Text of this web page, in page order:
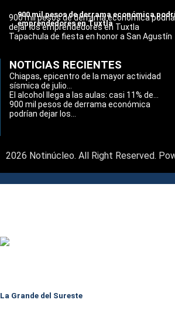
900 mil pesos de derrama económica
emprendedores en Tuxtla
900 mil pesos de derrama económica
dejar los emprendedores en Tuxtla
Tapachula de fiesta en honor a San Agustín
NOTICIAS RECIENTES
Chiapas, epicentro de la mayor actividad
sísmica de julio...
El alcohol llega a las aulas: casi 11% de...
900 mil pesos de derrama económica
podrían dejar los...
2026 Notinúcleo. All Right Reserved.
La Grande del Sureste